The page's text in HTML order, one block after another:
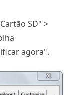
SD" >
agora".